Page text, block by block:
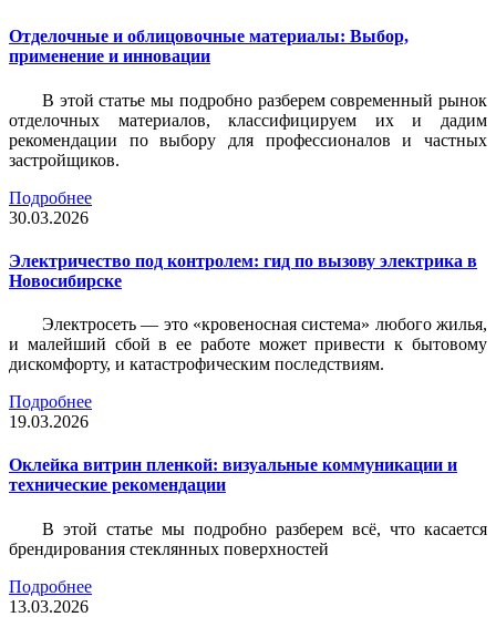
Отделочные и облицовочные материалы: Выбор,
применение и инновации
В этой статье мы подробно разберем современный рынок
отделочных материалов, классифицируем их и дадим
рекомендации по выбору для профессионалов и частных
застройщиков.
Подробнее
30.03.2026
Электричество под контролем: гид по вызову электрика в
Новосибирске
Электросеть — это «кровеносная система» любого жилья,
и малейший сбой в ее работе может привести к бытовому
дискомфорту, и катастрофическим последствиям.
Подробнее
19.03.2026
Оклейка витрин пленкой: визуальные коммуникации и
технические рекомендации
В этой статье мы подробно разберем всё, что касается
брендирования стеклянных поверхностей
Подробнее
13.03.2026